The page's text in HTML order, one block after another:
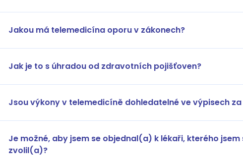
Jakou má telemedicína oporu v zákonech?
Jak je to s úhradou od zdravotních pojišťoven?
Jsou výkony v telemedicíně dohledatelné ve výpisech
Je možné, aby jsem se objednal(a) k lékaři, kterého
zvolil(a)?